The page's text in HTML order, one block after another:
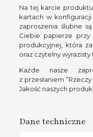
Na tej karcie
kartach w
zaproszenia ślubne
Ciebie papierze przy
produkcyjnej, która
oraz czytelny wyrazisty
Każde nasze
z przesłaniem
Jakość naszych
Dane techniczne